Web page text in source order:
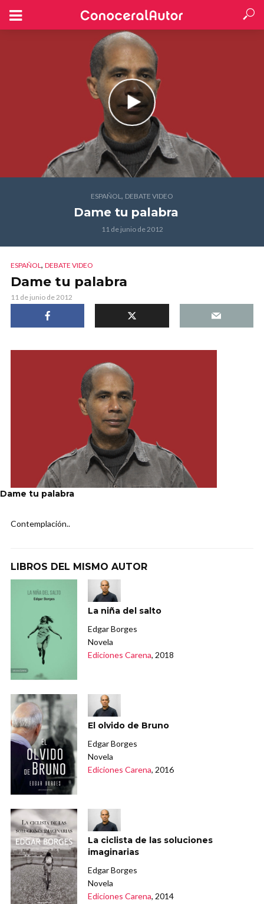
ESPAÑOL, DEBATE VIDEO
Dame tu palabra
11 de junio de 2012
ESPAÑOL, DEBATE VIDEO
Dame tu palabra
11 de junio de 2012
Dame tu palabra
Contemplación..
LIBROS DEL MISMO AUTOR
La niña del salto
Edgar Borges
Novela
Ediciones Carena, 2018
El olvido de Bruno
Edgar Borges
Novela
Ediciones Carena, 2016
La ciclista de las soluciones
imaginarias
Edgar Borges
Novela
Ediciones Carena, 2014